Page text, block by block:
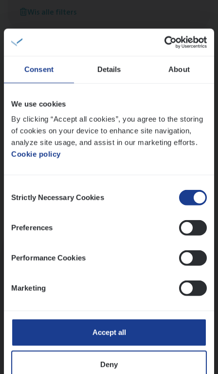
Consent Details About
We use cookies
By clicking “Accept all cookies”, you agree to the storing
of cookies on your device to enhance site navigation,
analyze site usage, and assist in our marketing efforts.
Cookie policy
Selection
Strictly Necessary Cookies
Preferences
Performance Cookies
Marketing
Accept all
Deny
Wis alle filters
Meer dan collega’s: hoe Julie en Aurélie elkaar
versterken
Mathias houdt van diepgaande dossiers én droge
humor
werk
Ons sollicitatieproces
Diepte-interview met leidinggevende